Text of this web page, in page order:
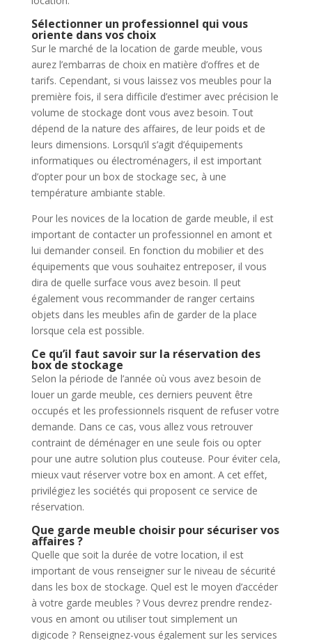
Sélectionner un professionnel qui vous
oriente dans vos choix
Sur le marché de la location de garde meuble, vous
aurez l’embarras de choix en matière d’offres et de
tarifs. Cependant, si vous laissez vos meubles pour la
première fois, il sera difficile d’estimer avec précision le
volume de stockage dont vous avez besoin. Tout
dépend de la nature des affaires, de leur poids et de
leurs dimensions. Lorsqu’il s’agit d’équipements
informatiques ou électroménagers, il est important
d’opter pour un box de stockage sec, à une
température ambiante stable.
Pour les novices de la location de garde meuble, il est
important de contacter un professionnel en amont et
lui demander conseil. En fonction du mobilier et des
équipements que vous souhaitez entreposer, il vous
dira de quelle surface vous avez besoin. Il peut
également vous recommander de ranger certains
objets dans les meubles afin de garder de la place
lorsque cela est possible.
Ce qu’il faut savoir sur la réservation des
box de stockage
Selon la période de l’année où vous avez besoin de
louer un garde meuble, ces derniers peuvent être
occupés et les professionnels risquent de refuser votre
demande. Dans ce cas, vous allez vous retrouver
contraint de déménager en une seule fois ou opter
pour une autre solution plus couteuse. Pour éviter cela,
mieux vaut réserver votre box en amont. A cet effet,
privilégiez les sociétés qui proposent ce service de
réservation.
Que garde meuble choisir pour sécuriser vos
affaires ?
Quelle que soit la durée de votre location, il est
important de vous renseigner sur le niveau de sécurité
dans les box de stockage. Quel est le moyen d’accéder
à votre garde meubles ? Vous devrez prendre rendez-
vous en amont ou utiliser tout simplement un
digicode ? Renseignez-vous également sur les services